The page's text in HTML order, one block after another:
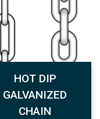
HOT DIP
GALVANIZED
CHAIN